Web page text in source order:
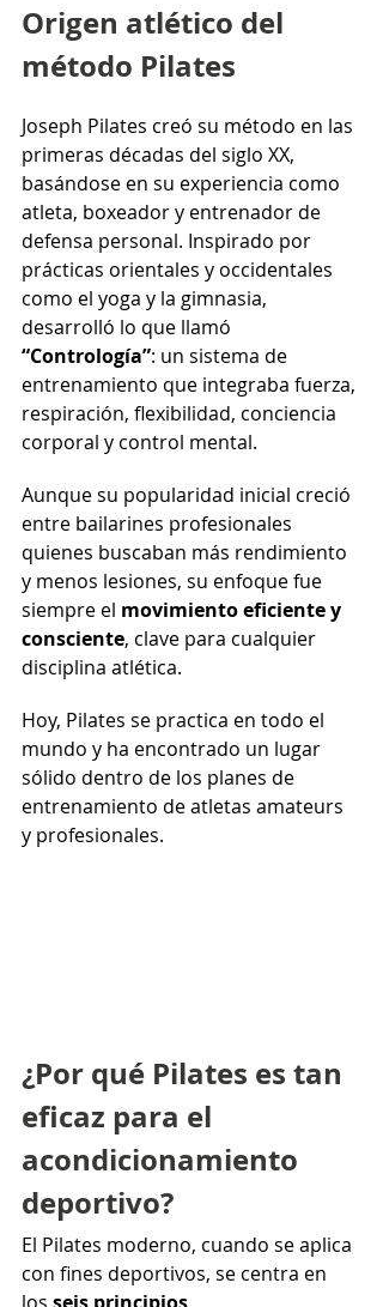
Origen atlético del
método Pilates
Joseph Pilates creó su método en las
primeras décadas del siglo XX,
basándose en su experiencia como
atleta, boxeador y entrenador de
defensa personal. Inspirado por
prácticas orientales y occidentales
como el yoga y la gimnasia,
desarrolló lo que llamó
“Contrología”: un sistema de
entrenamiento que integraba fuerza,
respiración, flexibilidad, conciencia
corporal y control mental.
Aunque su popularidad inicial creció
entre bailarines profesionales
quienes buscaban más rendimiento
y menos lesiones, su enfoque fue
siempre el movimiento eficiente y
consciente, clave para cualquier
disciplina atlética.
Hoy, Pilates se practica en todo el
mundo y ha encontrado un lugar
sólido dentro de los planes de
entrenamiento de atletas amateurs
y profesionales.
¿Por qué Pilates es tan
eficaz para el
acondicionamiento
deportivo?
El Pilates moderno, cuando se aplica
con fines deportivos, se centra en